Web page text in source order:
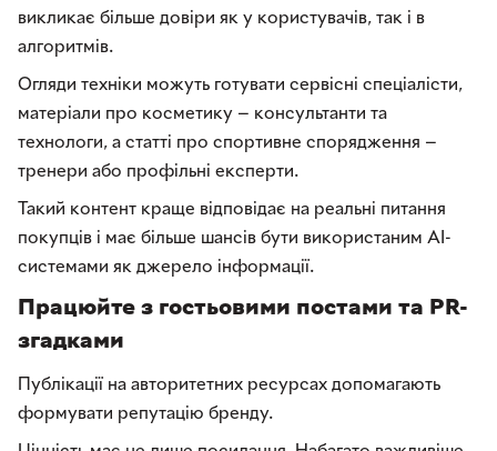
викликає більше довіри як у користувачів, так і в
алгоритмів.
Огляди техніки можуть готувати сервісні спеціалісти,
матеріали про косметику — консультанти та
технологи, а статті про спортивне спорядження —
тренери або профільні експерти.
Такий контент краще відповідає на реальні питання
покупців і має більше шансів бути використаним AI-
системами як джерело інформації.
Працюйте з гостьовими постами та PR-
згадками
Публікації на авторитетних ресурсах допомагають
формувати репутацію бренду.